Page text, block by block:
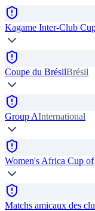
Kagame Inter-Club
Coupe du BrésilBrésil
Group AInternational
Women's Africa Cup
Matchs amicaux des